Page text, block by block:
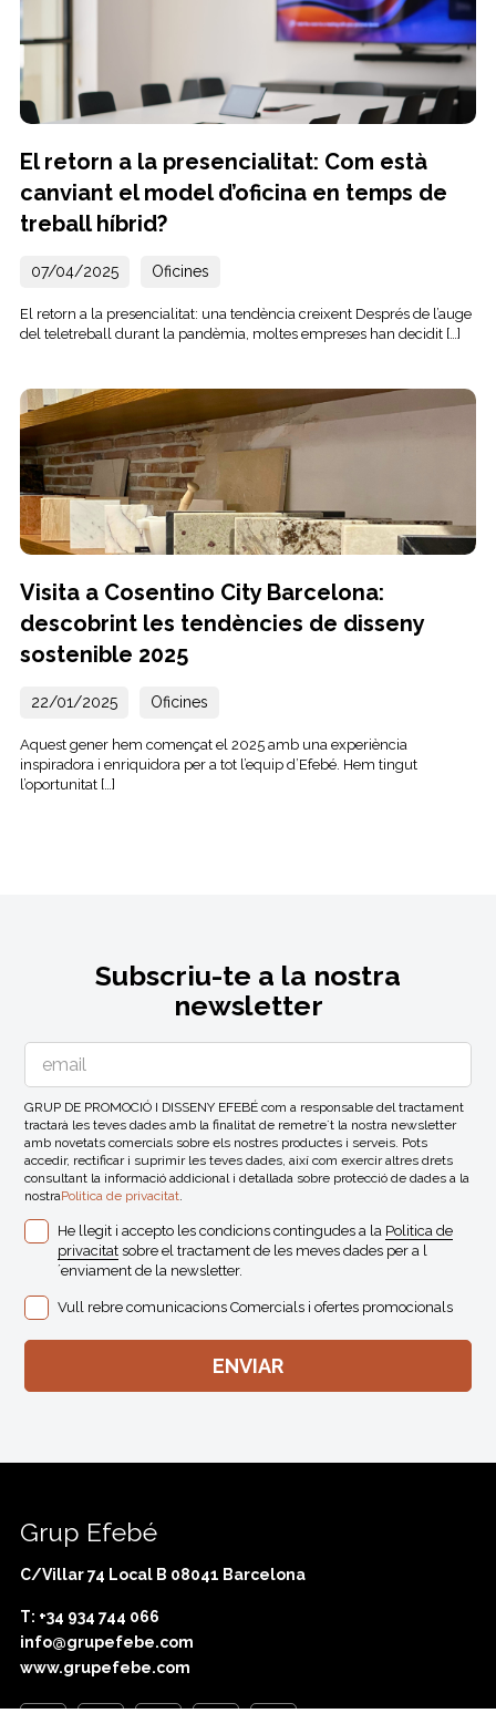
El retorn a la presencialitat: Com està
canviant el model d’oficina en temps de
treball híbrid?
07/04/2025 Oficines
El retorn a la presencialitat: una tendència creixent Després de l’auge
del teletreball durant la pandèmia, moltes empreses han decidit […]
Visita a Cosentino City Barcelona:
descobrint les tendències de disseny
sostenible 2025
22/01/2025 Oficines
Aquest gener hem començat el 2025 amb una experiència
inspiradora i enriquidora per a tot l’equip d’Efebé. Hem tingut
l’oportunitat […]
Subscriu-te a la nostra
newsletter
GRUP DE PROMOCIÓ I DISSENY EFEBÉ com a responsable del tractament
tractarà les teves dades amb la finalitat de remetre´t la nostra newsletter
amb novetats comercials sobre els nostres productes i serveis. Pots
accedir, rectificar i suprimir les teves dades, així com exercir altres drets
consultant la informació addicional i detallada sobre protecció de dades a la
nostraPolitica de privacitat.
He llegit i accepto les condicions contingudes a la Politica de
privacitat sobre el tractament de les meves dades per a l
´enviament de la newsletter.
Vull rebre comunicacions Comercials i ofertes promocionals
Grup Efebé
C/Villar 74 Local B 08041 Barcelona
T: +34 934 744 066
info@grupefebe.com
www.grupefebe.com